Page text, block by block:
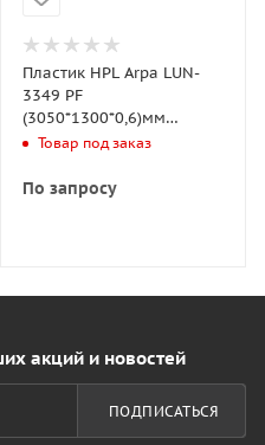
Пластик HPL Arpa LUN-
3349 PF
(3050*1300*0,6)мм
песчаник дракон
Товар под заказ
По запросу
акций и новостей
ПОДПИСАТЬСЯ